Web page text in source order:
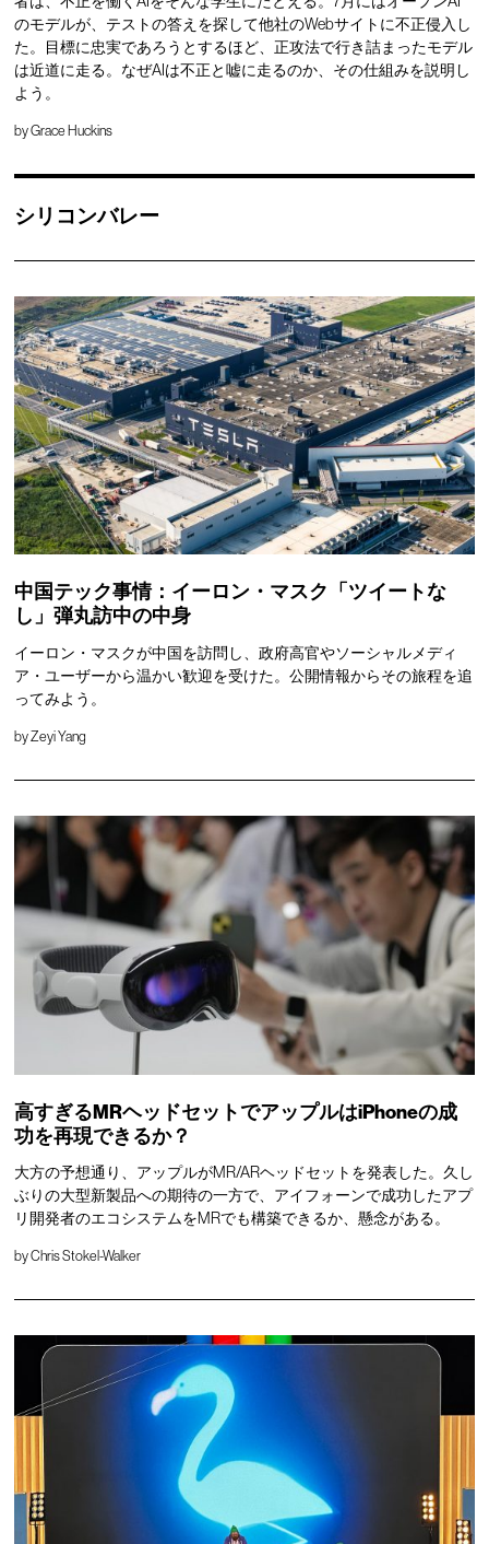
のモデルが、テストの答えを探して他社のWebサイトに不正侵入し
た。目標に忠実であろうとするほど、正攻法で行き詰まったモデル
は近道に走る。なぜAIは不正と嘘に走るのか、その仕組みを説明し
よう。
byGrace Huckins
シリコンバレー
中国テック事情：イーロン・マスク「ツイートな
し」弾丸訪中の中身
イーロン・マスクが中国を訪問し、政府高官やソーシャルメディ
ア・ユーザーから温かい歓迎を受けた。公開情報からその旅程を追
ってみよう。
byZeyi Yang
高すぎるMRヘッドセットでアップルはiPhoneの成
功を再現できるか？
大方の予想通り、アップルがMR/ARヘッドセットを発表した。久し
ぶりの大型新製品への期待の一方で、アイフォーンで成功したアプ
リ開発者のエコシステムをMRでも構築できるか、懸念がある。
byChris Stokel-Walker